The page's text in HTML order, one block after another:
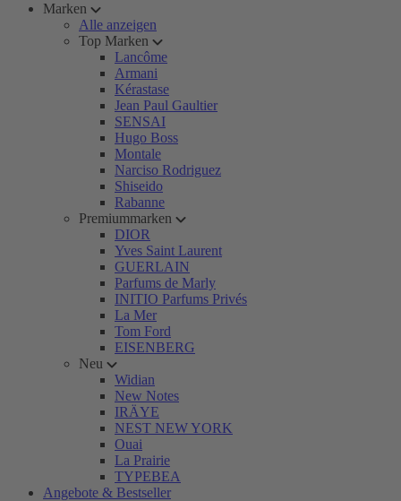
Marken
Alle anzeigen
Top Marken
Lancôme
Armani
Kérastase
Jean Paul Gaultier
SENSAI
Hugo Boss
Montale
Narciso Rodriguez
Shiseido
Rabanne
Premiummarken
DIOR
Yves Saint Laurent
GUERLAIN
Parfums de Marly
INITIO Parfums Privés
La Mer
Tom Ford
EISENBERG
Neu
Widian
New Notes
IRÄYE
NEST NEW YORK
Ouai
La Prairie
TYPEBEA
Angebote & Bestseller